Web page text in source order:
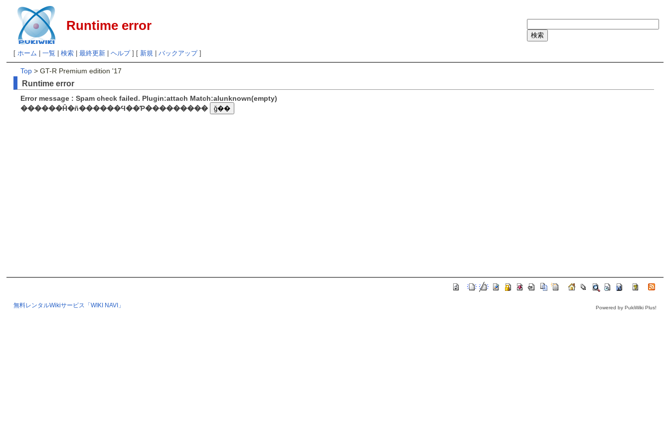
Runtime error
[ ホーム 一覧 検索| 最終更新| ヘルプ] [ 新規| バックアップ]
Top > GT-R Premium edition '17
Runtime error
Error message : Spam check failed. Plugin:attach Match:alunknown(empty)
������Ĥ�ñ������Ϥ��Ƥ���������
無料レンタルWikiサービス「WIKI NAVI」 Powered by PukiWiki Plus!